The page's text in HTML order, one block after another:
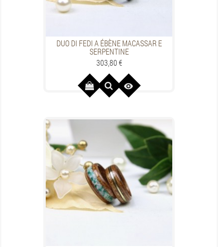
DUO DI FEDI A ÉBÈNE MACASSAR E
SERPENTINE
Prezzo
303,80 €
